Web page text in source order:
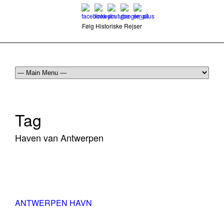
Følg Historiske Rejser
Tag
Haven van Antwerpen
ANTWERPEN HAVN